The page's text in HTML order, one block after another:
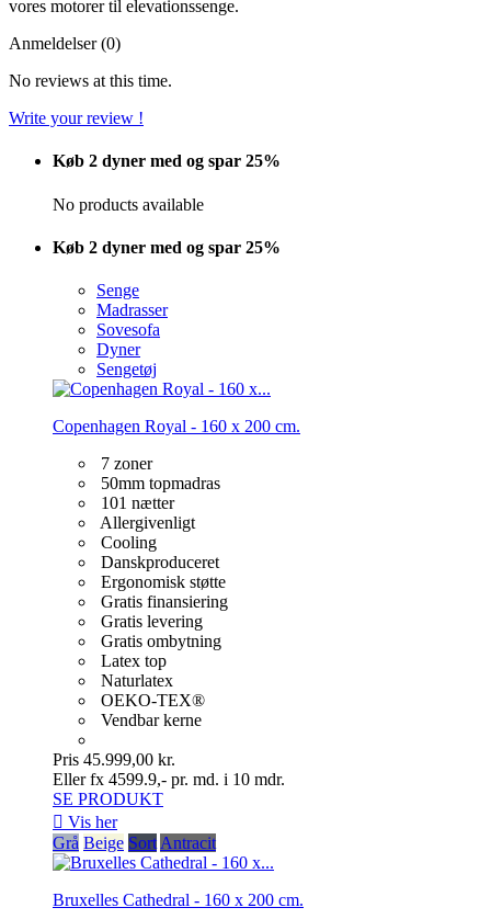
vores motorer til elevationssenge.
Anmeldelser (0)
No reviews at this time.
Write your review !
Køb 2 dyner med og spar 25%
No products available
Køb 2 dyner med og spar 25%
Senge
Madrasser
Sovesofa
Dyner
Sengetøj
Copenhagen Royal - 160 x 200 cm.
7 zoner
50mm topmadras
101 nætter
Allergivenligt
Cooling
Danskproduceret
Ergonomisk støtte
Gratis finansiering
Gratis levering
Gratis ombytning
Latex top
Naturlatex
OEKO-TEX®
Vendbar kerne
Pris 45.999,00 kr.
Eller fx 4599.9,- pr. md. i 10 mdr.
SE PRODUKT
 Vis her
Grå Beige Sort Antracit
Bruxelles Cathedral - 160 x 200 cm.